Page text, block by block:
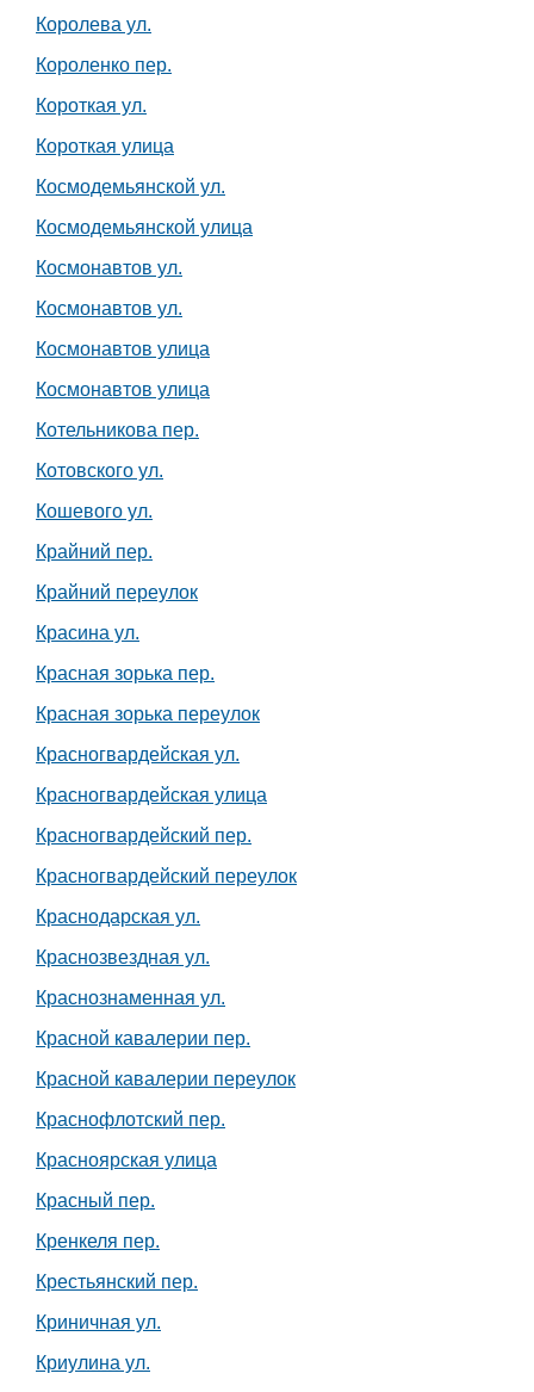
Королева ул.
Короленко пер.
Короткая ул.
Короткая улица
Космодемьянской ул.
Космодемьянской улица
Космонавтов ул.
Космонавтов ул.
Космонавтов улица
Космонавтов улица
Котельникова пер.
Котовского ул.
Кошевого ул.
Крайний пер.
Крайний переулок
Красина ул.
Красная зорька пер.
Красная зорька переулок
Красногвардейская ул.
Красногвардейская улица
Красногвардейский пер.
Красногвардейский переулок
Краснодарская ул.
Краснозвездная ул.
Краснознаменная ул.
Красной кавалерии пер.
Красной кавалерии переулок
Краснофлотский пер.
Красноярская улица
Красный пер.
Кренкеля пер.
Крестьянский пер.
Криничная ул.
Криулина ул.